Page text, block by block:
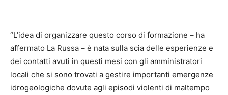
“L’idea di organizzare questo corso di formazione – ha
affermato La Russa – è nata sulla scia delle esperienze e
dei contatti avuti in questi mesi con gli amministratori
locali che si sono trovati a gestire importanti emergenze
idrogeologiche dovute agli episodi violenti di maltempo